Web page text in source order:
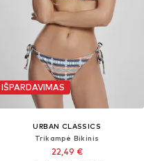
IŠPARDAVIMAS
URBAN CLASSICS
Trikampė Bikinis
22,49 €